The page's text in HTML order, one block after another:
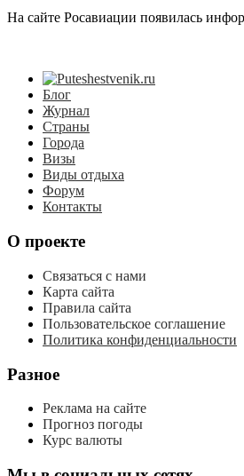
На сайте Росавиации появилась
Блог
Журнал
Страны
Города
Визы
Виды отдыха
Форум
Контакты
О проекте
Связаться с нами
Карта сайта
Правила сайта
Пользовательское соглашение
Политика конфиденциальности
Разное
Реклама на сайте
Прогноз погоды
Курс валюты